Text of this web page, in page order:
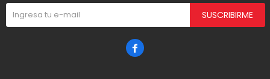
SUSCRIBIRME
